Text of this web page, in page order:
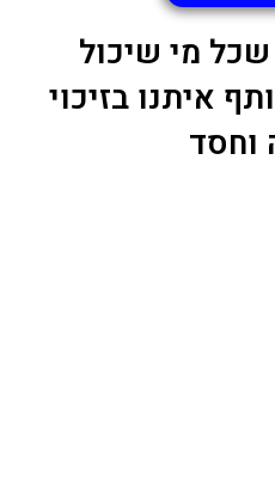
מי שיכול
איתנו בזיכוי
וחסד